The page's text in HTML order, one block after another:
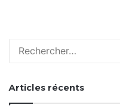
commentaires
Articles récents